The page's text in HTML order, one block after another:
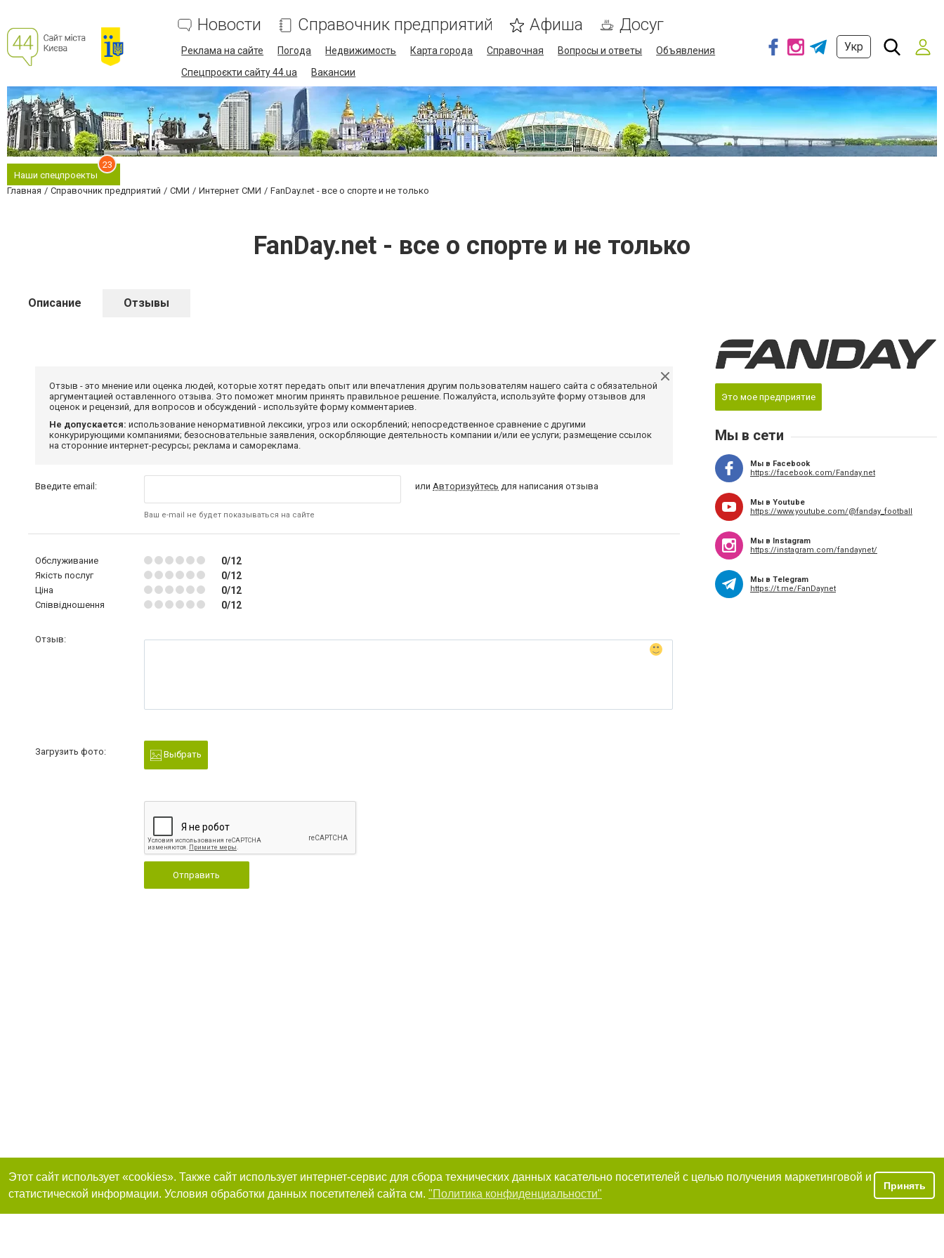
Новости Справочник предприятий Афиша Досуг
Реклама на сайте Погода Недвижимость Карта города Справочная Вопросы и ответы
Объявления
Спецпроєкти сайту 44.ua
Вакансии
Укр
Наши спецпроекты
23
Главная Справочник предприятий СМИ Интернет СМИ FanDay.net - все о спорте и не только
FanDay.net - все о спорте и не только
Описание Отзывы
Отзыв - это мнение или оценка людей, которые хотят передать опыт или впечатления другим пользователям нашего сайта с обязательной
аргументацией оставленного отзыва. Это поможет многим принять правильное решение. Пожалуйста, используйте форму отзывов для
оценок и рецензий, для вопросов и обсуждений - используйте форму комментариев.
Не допускается: использование ненормативной лексики, угроз или оскорблений; непосредственное сравнение с другими
конкурирующими компаниями; безосновательные заявления, оскорбляющие деятельность компании и/или ее услуги; размещение ссылок
на сторонние интернет-ресурсы; реклама и самореклама.
Введите email:
Ваш e-mail не будет показываться на сайте
илиАвторизуйтесь для написания отзыва
Обслуживание 0/12
Якість послуг 0/12
Ціна 0/12
Співвідношення 0/12
Отзыв:
Загрузить фото: Выбрать
Отправить
Это мое предприятие
Мы в сети
Мы в Facebook
https://facebook.com/Fanday.net
Мы в Youtube
https://www.youtube.com/@fanday_football
Мы в Instagram
https://instagram.com/fandaynet/
Мы в Telegram
https://t.me/FanDaynet
Этот сайт использует «cookies». Также сайт использует интернет-сервис для сбора технических данных касательно посетителей с целью получения маркетинговой и
статистической информации. Условия обработки данных посетителей сайта см. "Политика конфиденциальности"
Принять